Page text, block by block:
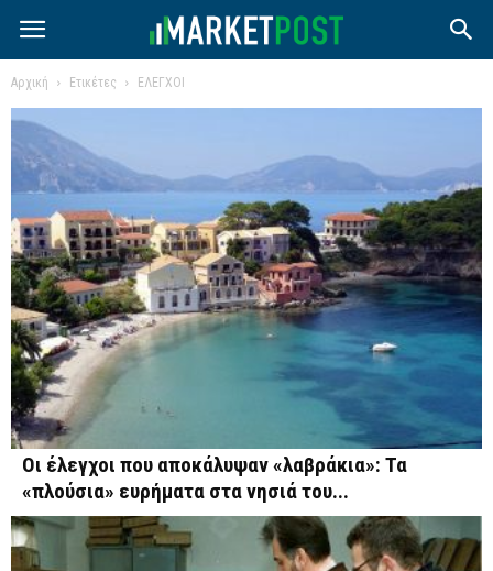
Αρχική Ετικέτες ΕΛΕΓΧΟΙ
Οι έλεγχοι που αποκάλυψαν «λαβράκια»: Τα
«πλούσια» ευρήματα στα νησιά του...